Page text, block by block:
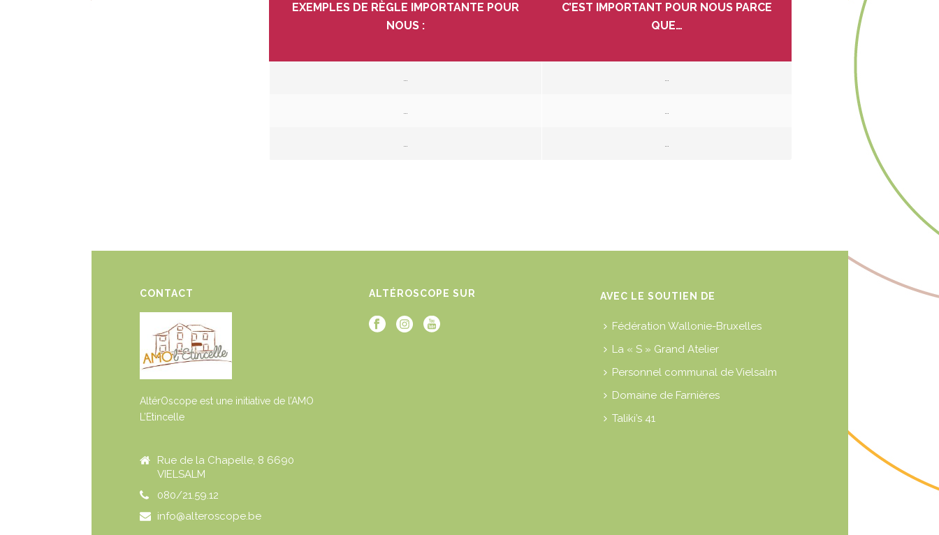
EXEMPLES DE RÈGLE IMPORTANTE POUR
NOUS :
C’EST IMPORTANT POUR NOUS PARCE
QUE…
CONTACT
AltérOscope est une initiative de l’AMO
L’Etincelle
Rue de la Chapelle, 8 6690
VIELSALM
080/21.59.12
info@alteroscope.be
ALTÉROSCOPE SUR AVEC LE SOUTIEN DE
Fédération Wallonie-Bruxelles
La « S » Grand Atelier
Personnel communal de Vielsalm
Domaine de Farnières
Taliki’s 41